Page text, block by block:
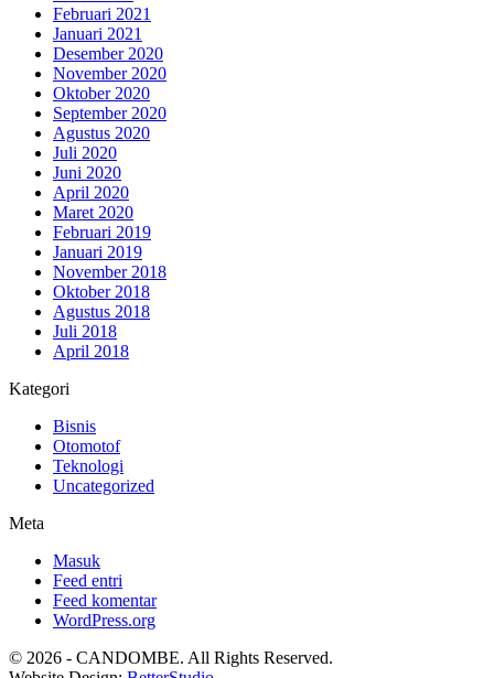
Februari 2021
Januari 2021
Desember 2020
November 2020
Oktober 2020
September 2020
Agustus 2020
Juli 2020
Juni 2020
April 2020
Maret 2020
Februari 2019
Januari 2019
November 2018
Oktober 2018
Agustus 2018
Juli 2018
April 2018
Kategori
Bisnis
Otomotof
Teknologi
Uncategorized
Meta
Masuk
Feed entri
Feed komentar
WordPress.org
© 2026 - CANDOMBE. All Rights Reserved.